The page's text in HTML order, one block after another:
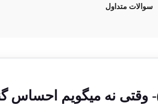
سوالات متداول
وقتی نه میگویم احساس